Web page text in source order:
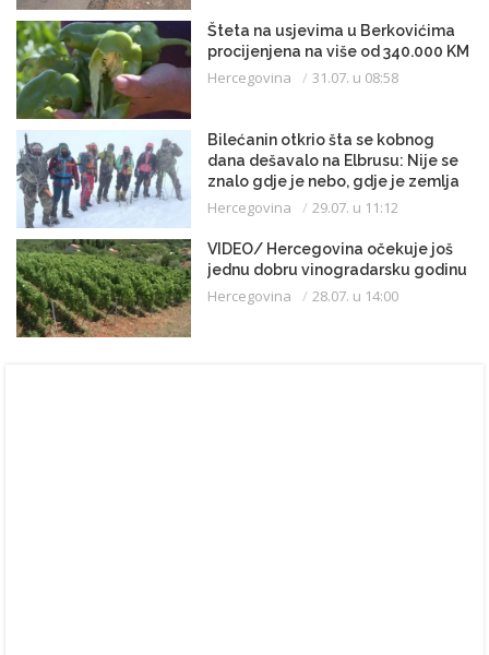
Šteta na usjevima u Berkovićima
procijenjena na više od 340.000 KM
Hercegovina 31.07. u 08:58
Bilećanin otkrio šta se kobnog
dana dešavalo na Elbrusu: Nije se
znalo gdje je nebo, gdje je zemlja
Hercegovina 29.07. u 11:12
VIDEO/ Hercegovina očekuje još
jednu dobru vinogradarsku godinu
Hercegovina 28.07. u 14:00